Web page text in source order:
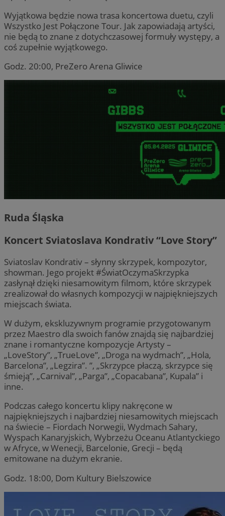
Wyjątkowa będzie nowa trasa koncertowa duetu, czyli
Wszystko Jest Połączone Tour. Jak zapowiadają artyści,
nie będą to znane z dotychczasowej formuły występy, a
coś zupełnie wyjątkowego.
Godz. 20:00, PreZero Arena Gliwice
Ruda Śląska
Koncert Sviatoslava Kondrativ “Love Story”
Sviatoslav Kondrativ – słynny skrzypek, kompozytor,
showman. Jego projekt #ŚwiatOczymaSkrzypka
zasłynął dzięki niesamowitym filmom, które skrzypek
zrealizował do własnych kompozycji w najpiękniejszych
miejscach świata.
W dużym, ekskluzywnym programie przygotowanym
przez Maestro dla swoich fanów znajdą się najbardziej
znane i romantyczne kompozycje Artysty –
„LoveStory”, „TrueLove”, „Droga na wydmach”, „Hola,
Barcelona”, „Legzira”. ”, „Skrzypce płaczą, skrzypce się
śmieją”, „Carnival”, „Parga”, „Copacabana”, Kupala” i
inne.
Podczas całego koncertu klipy nakręcone w
najpiękniejszych i najbardziej niesamowitych miejscach
na świecie – Fiordach Norwegii, Wydmach Sahary,
Wyspach Kanaryjskich, Wybrzeżu Oceanu Atlantyckiego
w Afryce, w Wenecji, Barcelonie, Grecji – będą
emitowane na dużym ekranie.
Godz. 18:00, Dom Kultury Bielszowice